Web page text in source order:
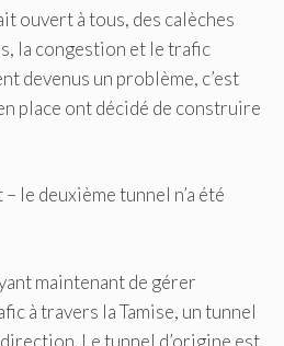
ouvert à tous, des calèches
la congestion et le trafic
devenus un problème, c’est
place ont décidé de construire
le deuxième tunnel n’a été
maintenant de gérer
à travers la Tamise, un tunnel
Le tunnel d’origine est